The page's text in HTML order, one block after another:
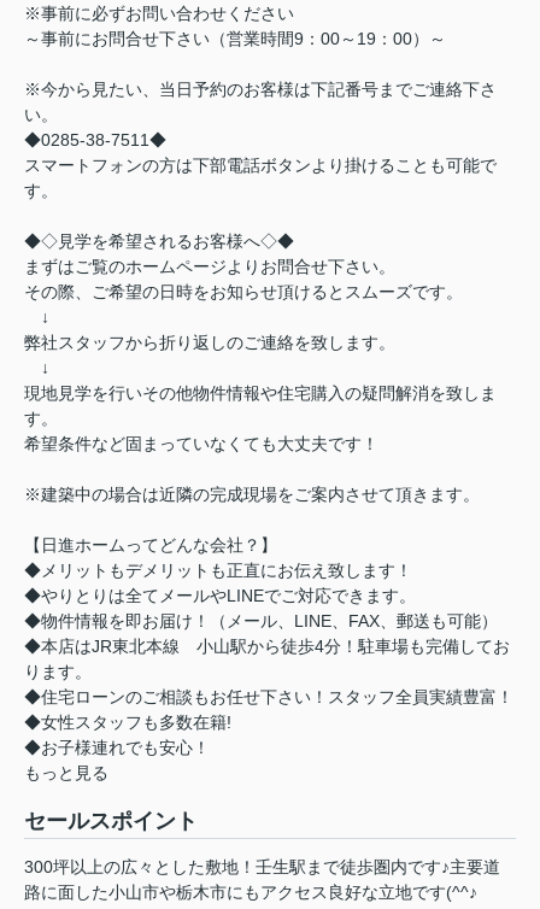
※事前に必ずお問い合わせください
～事前にお問合せ下さい（営業時間9：00～19：00）～
※今から見たい、当日予約のお客様は下記番号までご連絡下さ
い。
◆0285-38-7511◆
スマートフォンの方は下部電話ボタンより掛けることも可能で
す。
◆◇見学を希望されるお客様へ◇◆
まずはご覧のホームページよりお問合せ下さい。
その際、ご希望の日時をお知らせ頂けるとスムーズです。
↓
弊社スタッフから折り返しのご連絡を致します。
↓
現地見学を行いその他物件情報や住宅購入の疑問解消を致しま
す。
希望条件など固まっていなくても大丈夫です！
※建築中の場合は近隣の完成現場をご案内させて頂きます。
【日進ホームってどんな会社？】
◆メリットもデメリットも正直にお伝え致します！
◆やりとりは全てメールやLINEでご対応できます。
◆物件情報を即お届け！（メール、LINE、FAX、郵送も可能）
◆本店はJR東北本線 小山駅から徒歩4分！駐車場も完備してお
ります。
◆住宅ローンのご相談もお任せ下さい！スタッフ全員実績豊富！
◆女性スタッフも多数在籍!
◆お子様連れでも安心！
もっと見る
セールスポイント
300坪以上の広々とした敷地！壬生駅まで徒歩圏内です♪主要道
路に面した小山市や栃木市にもアクセス良好な立地です(^^♪